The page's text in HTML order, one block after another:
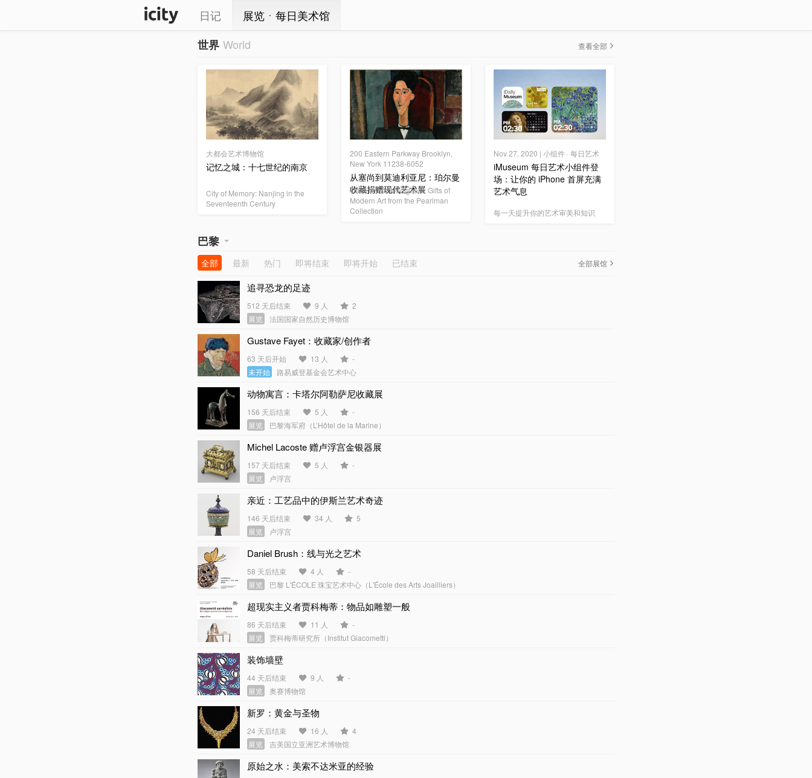
日记
展览ㆍ每日美术馆
世界 World 查看全部
大都会艺术博物馆
记忆之城：十七世纪的南京
City of Memory: Nanjing in the
Seventeenth Century
200 Eastern Parkway Brooklyn,
New York 11238-6052
从塞尚到莫迪利亚尼：珀尔曼
收藏捐赠现代艺术展
Cézanne to Modigliani: Gifts of
Modern Art from the Pearlman
Collection
Nov 27, 2020 | 小组件 · 每日艺术
iMuseum 每日艺术小组件登
场：让你的 iPhone 首屏充满
艺术气息
每一天提升你的艺术审美和知识
巴黎
全部 最新 热门 即将结束 即将开始 已结束 全部展馆
追寻恐龙的足迹
512 天后结束 9 人
2
展览
法国国家自然历史博物馆
Gustave Fayet：收藏家/创作者
63 天后开始 13 人
-
未开始
路易威登基金会艺术中心
动物寓言：卡塔尔阿勒萨尼收藏展
156 天后结束 5 人
-
展览
巴黎海军府（L’Hôtel de la Marine）
Michel Lacoste 赠卢浮宫金银器展
157 天后结束 5 人
-
展览
卢浮宫
亲近：工艺品中的伊斯兰艺术奇迹
146 天后结束 34 人
5
展览
卢浮宫
Daniel Brush：线与光之艺术
58 天后结束 4 人
-
展览
巴黎 L'ÉCOLE 珠宝艺术中心（L'École des Arts Joailliers）
超现实主义者贾科梅蒂：物品如雕塑一般
86 天后结束 11 人
-
展览
贾科梅蒂研究所（Institut Giacometti）
装饰墙壁
44 天后结束 9 人
-
展览
奥赛博物馆
新罗：黄金与圣物
24 天后结束 16 人
4
展览
吉美国立亚洲艺术博物馆
原始之水：美索不达米亚的经验